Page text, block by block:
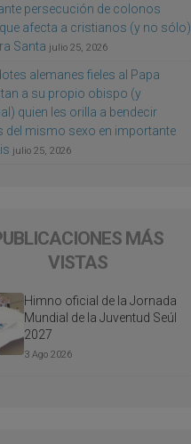
persecución de colonos
afecta a cristianos (y no sólo)
Santa julio 25, 2026
alemanes fieles al Papa
a su propio obispo (y
quien les orilla a bendecir
del mismo sexo en importante
julio 25, 2026
MÁS
VISTAS
Himno oficial de la Jornada
Mundial de la Juventud Seúl
2027
3 Ago 2026